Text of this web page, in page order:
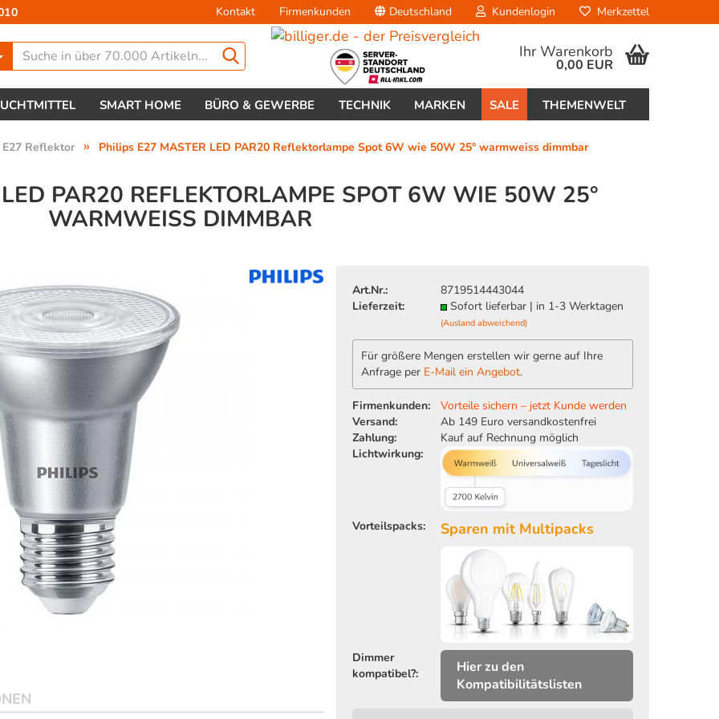
Kontakt Firmenkunden Deutschland
Lieferland
Kundenlogin
Passwort vergessen?
Merkzettel
Ihr Warenkorb
0,00 EUR
SMART HOME BÜRO & GEWERBE TECHNIK MARKEN SALE THEMENWELT
E27 Reflektor » Philips E27 MASTER LED PAR20 Reflektorlampe Spot 6W wie 50W 25° warmweiss dimmbar
PAR20 REFLEKTORLAMPE SPOT 6W WIE 50W 25°
WARMWEISS DIMMBAR
Art.Nr.:
8719514443044
Lieferzeit:
Sofort lieferbar | in 1-3 Werktagen
(Ausland abweichend)
Für größere Mengen erstellen wir gerne auf Ihre
Anfrage per E-Mail ein Angebot.
Firmenkunden:
Vorteile sichern – jetzt Kunde werden
Versand:
Ab 149 Euro versandkostenfrei
Zahlung:
Kauf auf Rechnung möglich
Lichtwirkung:
Vorteilspacks: Sparen mit Multipacks
Dimmer
kompatibel?:
Hier zu den
Kompatibilitätslisten